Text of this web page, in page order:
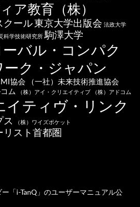
ア教育（株）
クール東京大学出版会 法政大学
科学技術研究所 駒澤大学
ーバル・コンパク
ーク・ジャパン
MI協会
（一社）未来技術推進協会
ム
（株）アイ・クリエイティブ （株）アドコム
イティヴ・リンク
ス （株）ワイズポケット
リスト首都圏
「i-TanQ」のユーザーマニュアル公